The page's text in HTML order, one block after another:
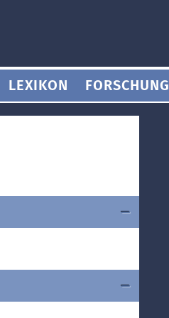
LEXIKON FORSCHUNG